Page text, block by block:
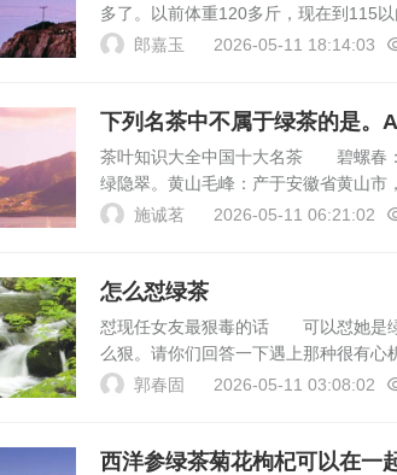
多了。以前体重120多斤，现在到115
锻炼调节，增加耗氧量，并尝试配合节
郎嘉玉 2026-05-11 18:14:03
下列名茶中不属于绿茶的是。
茶叶知识大全中国十大名茶 碧螺春：
绿隐翠。黄山毛峰：产于安徽省黄山市
洞庭湖中的君山岛，属于黄茶类，芽头
施诚茗 2026-05-11 06:21:02
怎么怼绿茶
怼现任女友最狠毒的话 可以怼她是绿
么狠。请你们回答一下遇上那种很有
你忍不住的时候在心里偷笑。当然看
郭春固 2026-05-11 03:08:02
西洋参绿茶菊花枸杞可以在一